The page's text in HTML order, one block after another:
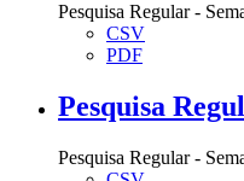
Pesquisa Regular -
CSV
PDF
Pesquisa
Pesquisa Regular -